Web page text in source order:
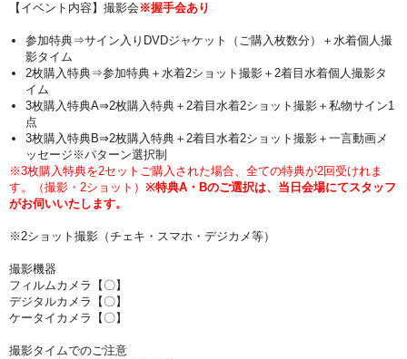
【イベント内容】撮影会 ※握手会あり
参加特典⇒サイン入りDVDジャケット（ご購入枚数分）＋水着個人撮
影タイム
2枚購入特典⇒参加特典＋水着2ショット撮影＋2着目水着個人撮影タ
イム
3枚購入特典A⇒2枚購入特典＋2着目水着2ショット撮影＋私物サイン1
点
3枚購入特典B⇒2枚購入特典＋2着目水着2ショット撮影＋一言動画メ
ッセージ※パターン選択制
※3枚購入特典を2セットご購入された場合、全ての特典が2回受けれま
す。（撮影・2ショット） ※特典A・Bのご選択は、当日会場にてスタッフ
がお伺いいたします。
※2ショット撮影（チェキ・スマホ・デジカメ等）
撮影機器
フィルムカメラ【〇】
デジタルカメラ【〇】
ケータイカメラ【〇】
撮影タイムでのご注意